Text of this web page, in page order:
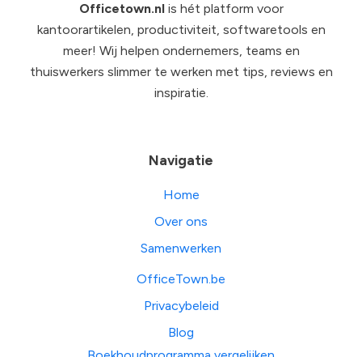
Officetown.nlis hét platform voor
kantoorartikelen, productiviteit, softwaretools en
meer! Wij helpen ondernemers, teams en
thuiswerkers slimmer te werken met tips, reviews en
inspiratie.
Navigatie
Home
Over ons
Samenwerken
OfficeTown.be
Privacybeleid
Blog